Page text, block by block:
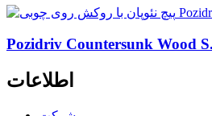
Pozidriv Countersunk Wood
اطلاعات